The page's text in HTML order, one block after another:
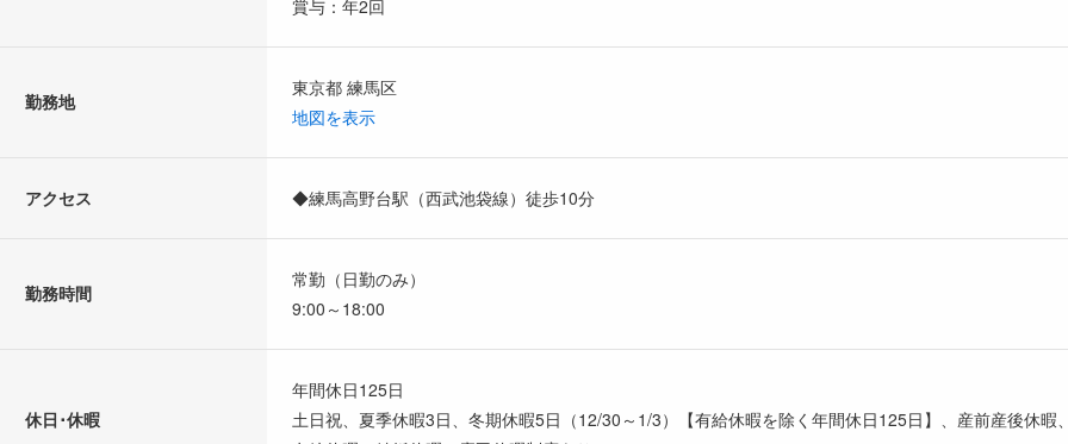
賞与：年2回
勤務地
東京都 練馬区
地図を表示
アクセス ◆練馬高野台駅（西武池袋線）徒歩10分
勤務時間
常勤（日勤のみ）
9:00～18:00
休日･休暇
年間休日125日
土日祝、夏季休暇3日、冬期休暇5日（12/30～1/3）【有給休暇を除く年間休日125日】、産前産後休